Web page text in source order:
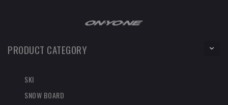
PRODUCT CATEGORY
SKI
SNOW BOARD